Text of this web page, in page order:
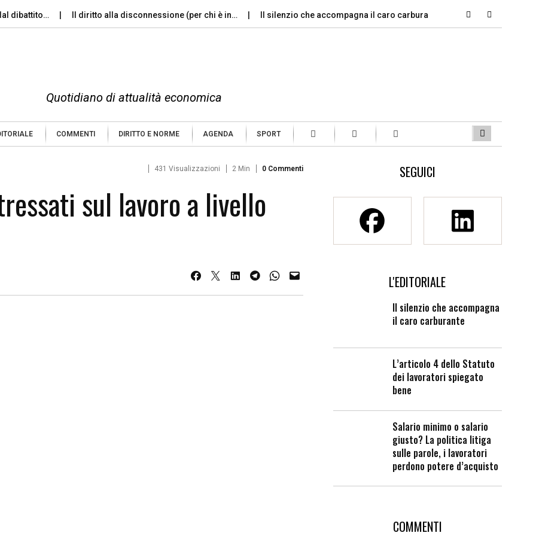
Il diritto alla disconnessione (per chi è in… Il silenzio che accompagna il caro carburante Violenza di genere,
Quotidiano di attualità economica
COMMENTI DIRITTO E NORME AGENDA SPORT
431 Visualizzazioni 2 Min 0 Commenti
sul lavoro a livello
SEGUICI
L'EDITORIALE
Il silenzio che accompagna
il caro carburante
L’articolo 4 dello Statuto
dei lavoratori spiegato
bene
Salario minimo o salario
giusto? La politica litiga
sulle parole, i lavoratori
perdono potere d’acquisto
COMMENTI